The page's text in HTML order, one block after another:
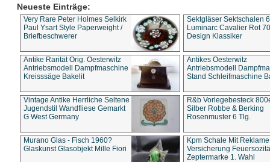
Neueste Einträge:
Very Rare Peter Holmes Selkirk
Paul Ysart Style Paperweight /
Briefbeschwerer
Sektgläser Sektschalen
Luminarc Cavalier Rot
Design Klassiker
Antike Rarität Orig. Oesterwitz
Antriebsmodell Dampfmaschine
Kreisssäge Bakelit
Antikes Oesterwitz
Antriebsmodell
Stand Schleifmaschine
Vintage Antike Herrliche Seltene
Jugendstil Wandfliese Gemarkt
G West Germany
R&b Vorlegebesteck
Silber Robbe & Berking
Rosenmuster 6 Tlg.
Murano Glas - Fisch 1960?
Glaskunst Glasobjekt Mille Fiori
Kpm Schale Mit Reklame
Versicherung
Zeptermarke 1. Wahl